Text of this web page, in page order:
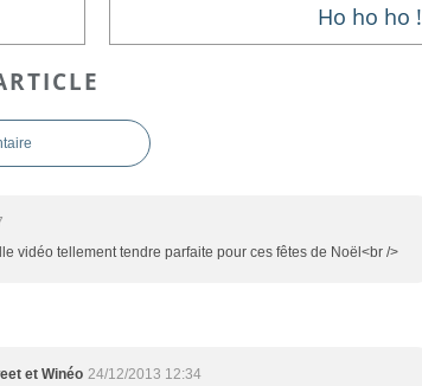
Ho ho ho !
vidéo tellement tendre parfaite pour ces fêtes de Noël<br />
et Winéo 24/12/2013 12:34